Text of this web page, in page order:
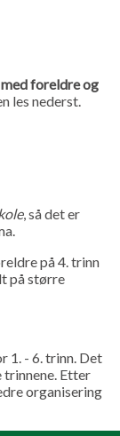
foreldre og
les nederst.
, så det er
på 4. trinn
på større
1. - 6. trinn. Det
Etter
organisering